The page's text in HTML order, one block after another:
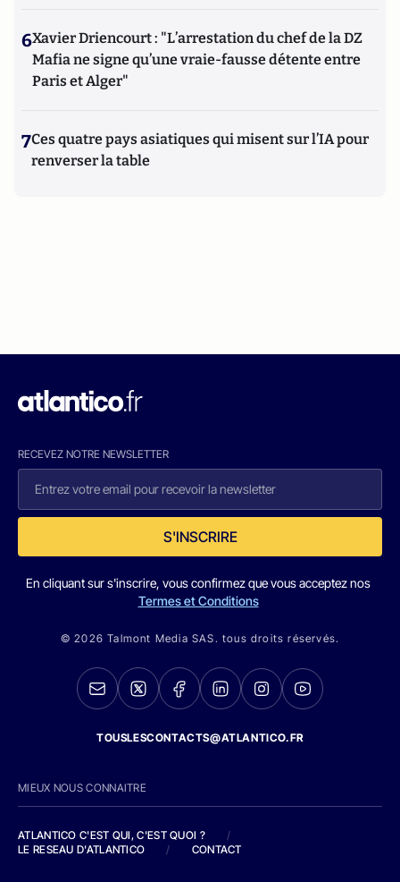
6Xavier Driencourt : "L’arrestation du chef de la DZ
Mafia ne signe qu’une vraie-fausse détente entre
Paris et Alger"
7Ces quatre pays asiatiques qui misent sur l’IA pour
renverser la table
RECEVEZ NOTRE NEWSLETTER
S'INSCRIRE
En cliquant sur s'inscrire, vous confirmez que vous acceptez nos
Termes et Conditions
© 2026 Talmont Media SAS. tous droits réservés.
TOUSLESCONTACTS@ATLANTICO.FR
MIEUX NOUS CONNAITRE
ATLANTICO C'EST QUI, C'EST QUOI ?
/
LE RESEAU D'ATLANTICO
/ CONTACT